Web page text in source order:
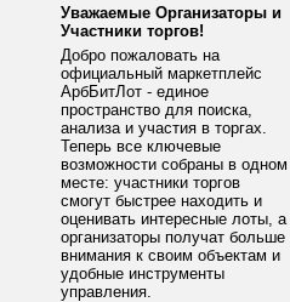
Уважаемые Организаторы и
Участники торгов!
Добро пожаловать на
официальный маркетплейс
АрбБитЛот - единое
пространство для поиска,
анализа и участия в торгах.
Теперь все ключевые
возможности собраны в одном
месте: участники торгов
смогут быстрее находить и
оценивать интересные лоты, а
организаторы получат больше
внимания к своим объектам и
удобные инструменты
управления.